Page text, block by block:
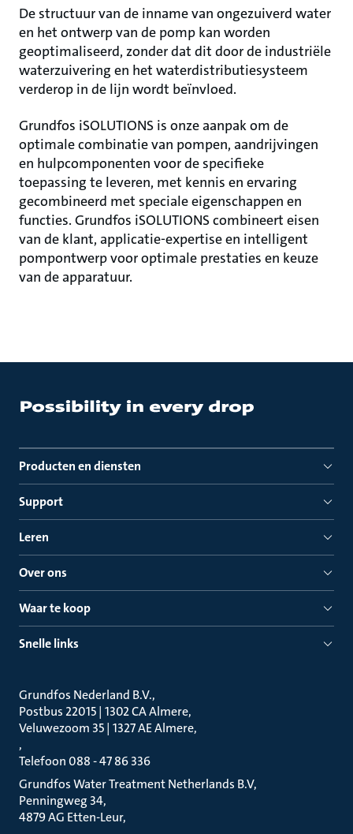
De structuur van de inname van ongezuiverd water
en het ontwerp van de pomp kan worden
geoptimaliseerd, zonder dat dit door de industriële
waterzuivering en het waterdistributiesysteem
verderop in de lijn wordt beïnvloed.
Grundfos iSOLUTIONS is onze aanpak om de
optimale combinatie van pompen, aandrijvingen
en hulpcomponenten voor de specifieke
toepassing te leveren, met kennis en ervaring
gecombineerd met speciale eigenschappen en
functies. Grundfos iSOLUTIONS combineert eisen
van de klant, applicatie-expertise en intelligent
pompontwerp voor optimale prestaties en keuze
van de apparatuur.
Producten en diensten
Support
Leren
Over ons
Waar te koop
Snelle links
Grundfos Nederland B.V.
Postbus 22015 | 1302 CA Almere
Veluwezoom 35 | 1327 AE Almere
Telefoon 088 - 47 86 336
Grundfos Water Treatment Netherlands B.V
Penningweg 34
4879 AG Etten-Leur